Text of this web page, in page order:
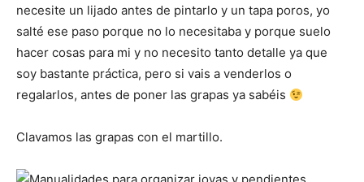
necesite un lijado antes de pintarlo y un tapa poros, yo
salté ese paso porque no lo necesitaba y porque suelo
hacer cosas para mi y no necesito tanto detalle ya que
soy bastante práctica, pero si vais a venderlos o
regalarlos, antes de poner las grapas ya sabéis
Clavamos las grapas con el martillo.